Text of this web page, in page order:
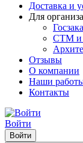
Доставка и
Для
СТМ и
Отзывы
О компании
Наши
Контакты
Войти
Войти